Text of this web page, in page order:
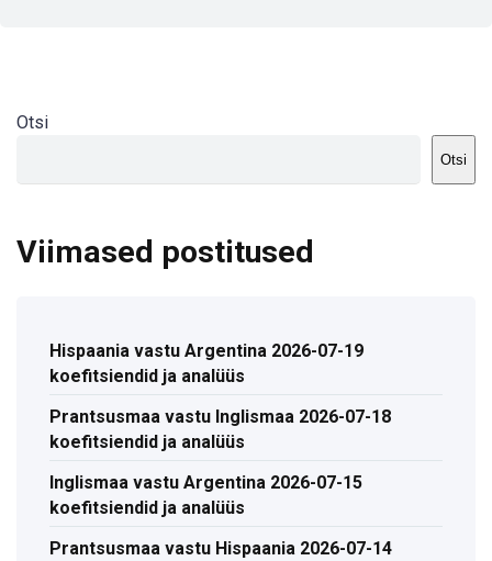
Otsi
Otsi
Viimased postitused
Hispaania vastu Argentina 2026-07-19
koefitsiendid ja analüüs
Prantsusmaa vastu Inglismaa 2026-07-18
koefitsiendid ja analüüs
Inglismaa vastu Argentina 2026-07-15
koefitsiendid ja analüüs
Prantsusmaa vastu Hispaania 2026-07-14